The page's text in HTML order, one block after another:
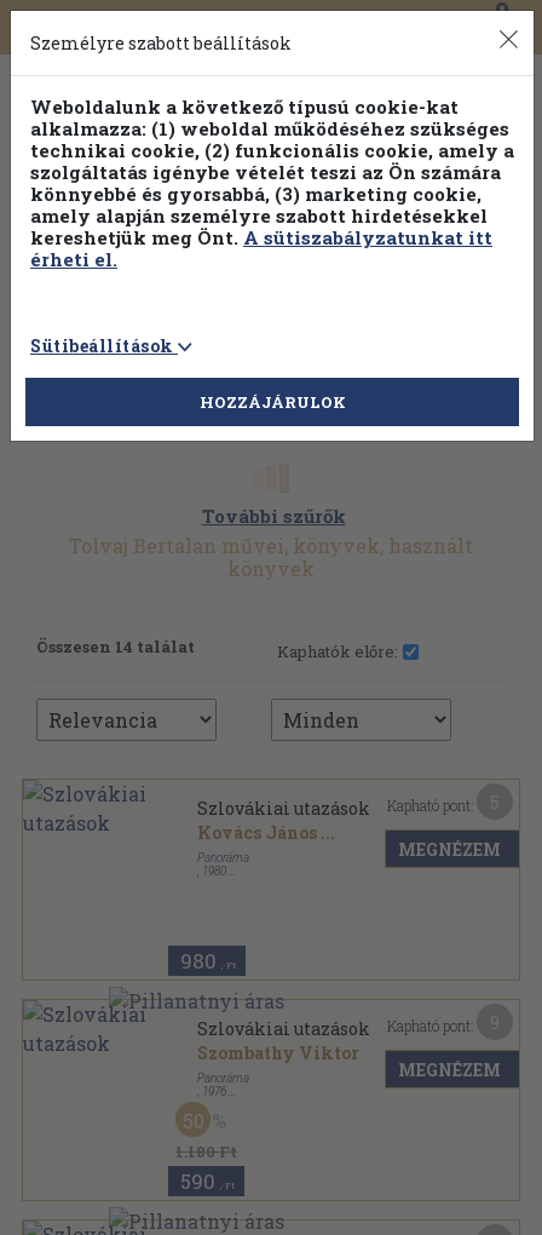
Toggle
navigation
0
További szűrők
Tolvaj Bertalan művei, könyvek, használt
könyvek
Összesen 14 találat Kaphatók előre:
Szlovákiai utazások
Kovács János ...
Panoráma
1980
980 ,-Ft
Kapható pont:
MEGNÉZEM
Szlovákiai utazások
Szombathy Viktor
Panoráma
1976
Fűzött kemény papírkötés
Panoráma "mini" útikönyvek sorozat
1.180 Ft
50
590 ,-Ft
Kapható pont:
MEGNÉZEM
Személyre szabott beállítások
Weboldalunk a következő típusú cookie-kat
alkalmazza: (1) weboldal működéséhez szükséges
technikai cookie, (2) funkcionális cookie, amely a
szolgáltatás igénybe vételét teszi az Ön számára
könnyebbé és gyorsabbá, (3) marketing cookie,
amely alapján személyre szabott hirdetésekkel
kereshetjük meg Önt. A sütiszabályzatunkat itt
érheti el.
Sütibeállítások
HOZZÁJÁRULOK